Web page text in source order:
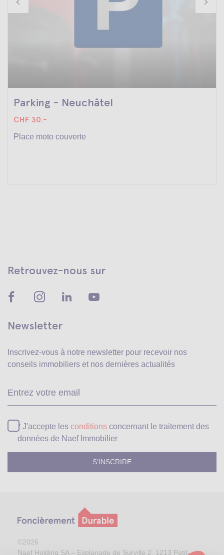
Parking - Neuchâtel
CHF 30.-
Place moto couverte
Retrouvez-nous sur
Newsletter
Inscrivez-vous à notre newsletter pour recevoir nos
conseils immobiliers et nos dernières actualités
* J'accepte les conditions concernant le traitement des
données de Naef Immobilier
©2026
Naef Holding SA – Esplanade de Surville 2, 1213 Petit-